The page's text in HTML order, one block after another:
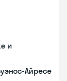
и
Айресе